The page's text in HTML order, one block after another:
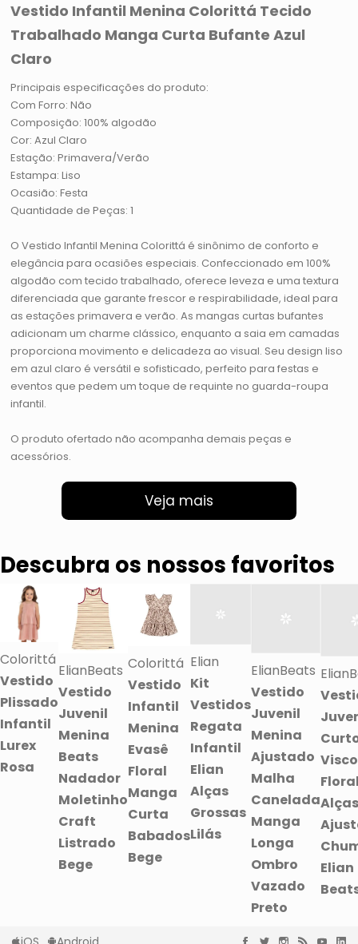
Vestido Infantil Menina Colorittá Tecido
Trabalhado Manga Curta Bufante Azul
Claro
Principais especificações do produto:
Com Forro: Não
Composição: 100% algodão
Cor: Azul Claro
Estação: Primavera/Verão
Estampa: Liso
Ocasião: Festa
Quantidade de Peças: 1
O Vestido Infantil Menina Colorittá é sinônimo de conforto e
elegância para ocasiões especiais. Confeccionado em 100%
algodão com tecido trabalhado, oferece leveza e uma textura
diferenciada que garante frescor e respirabilidade, ideal para
as estações primavera e verão. As mangas curtas bufantes
adicionam um charme clássico, enquanto a saia em camadas
proporciona movimento e delicadeza ao visual. Seu design liso
em azul claro é versátil e sofisticado, perfeito para festas e
eventos que pedem um toque de requinte no guarda-roupa
infantil.
O produto ofertado não acompanha demais peças e
acessórios.
Veja mais
Descubra os nossos favoritos
Colorittá
Vestido
Plissado
Infantil
Lurex
Rosa
ElianBeats
Vestido
Juvenil
Menina
Beats
Nadador
Moletinho
Craft
Listrado
Bege
Colorittá
Vestido
Infantil
Menina
Evasê
Floral
Manga
Curta
Babados
Bege
Elian
Kit
Vestidos
Regata
Infantil
Elian
Alças
Grossas
Lilás
ElianBeats
Vestido
Juvenil
Menina
Ajustado
Malha
Canelada
Manga
Longa
Ombro
Vazado
Preto
Alças
Elian